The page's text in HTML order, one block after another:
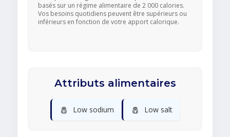
basés sur un régime alimentaire de 2 000 calories.
Vos besoins quotidiens peuvent être supérieurs ou
inférieurs en fonction de votre apport calorique.
Attributs alimentaires
🧂 Low sodium 🧂 Low salt